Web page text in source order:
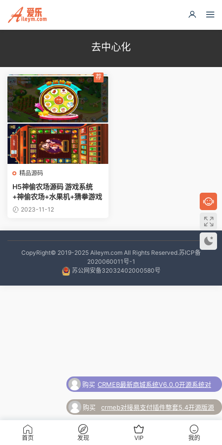
去中心化
精品源码
H5神偷农场源码 游戏系统
+神偷农场+水果机+猜拳游戏
2023-11-12
荐
CopyRight© 2019-2025 Aileym.com All Rights Reserved.苏ICP备
2020060011号-1
苏公网安备32032402000580号
首页 发现 VIP 我的
购买 CRMEB最新商城系统V6.0.0开源系统对
购买
了
crmeb对接易支付插件整套5.4开源版源
码
购
买
极品飞车21：热度，年度来袭单机版绿色